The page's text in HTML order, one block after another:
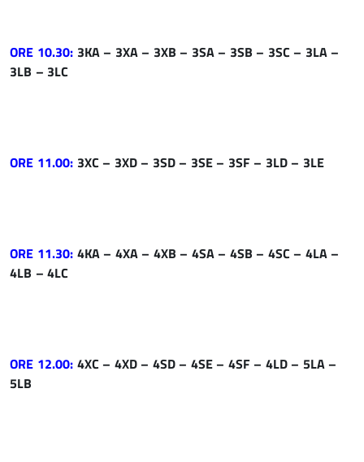
ORE 10.30: 3KA – 3XA – 3XB – 3SA – 3SB – 3SC – 3LA –
3LB – 3LC
ORE 11.00: 3XC – 3XD – 3SD – 3SE – 3SF – 3LD – 3LE
ORE 11.30: 4KA – 4XA – 4XB – 4SA – 4SB – 4SC – 4LA –
4LB – 4LC
ORE 12.00: 4XC – 4XD – 4SD – 4SE – 4SF – 4LD – 5LA –
5LB